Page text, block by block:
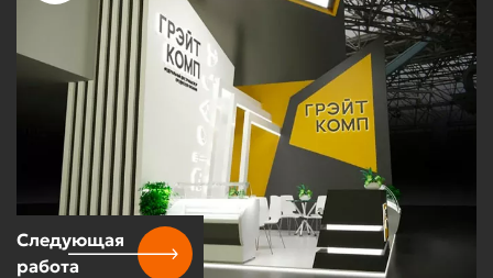
Следующая
работа